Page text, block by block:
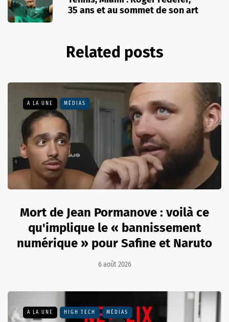
35 ans et au sommet de son art
Related posts
A LA UNE MÉDIAS
Mort de Jean Pormanove : voilà ce
qu'implique le « bannissement
numérique » pour Safine et Naruto
6 août 2026
A LA UNE HIGH TECH MÉDIAS